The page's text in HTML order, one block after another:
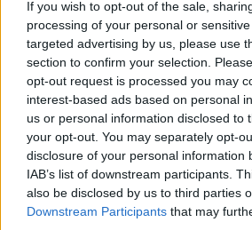
If you wish to opt-out of the sale,
processing of your personal or
targeted advertising by us, please use
section to confirm your selection.
opt-out request is processed you may
interest-based ads based on personal
us or personal information disclosed to
your opt-out. You may separately opt-
disclosure of your personal information
IAB’s list of downstream participants.
also be disclosed by us to third parties
Downstream Participants that may
Pensi che AIA dovrebbe adattare
logo alla prima maglia degli Spurs?
ne pensi nei commenti
Mostra commenti